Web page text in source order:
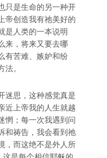
只是生命的另一种开
帝创造我有祂美好的
是人类的一本说明
来，将来又要去哪
有苦难、嫉妒和纷
。
迷思，这种感觉真是
近上帝我的人生就越
惘；每一次我遇到问
和祷告，我会看到祂
，而这绝不是外人所